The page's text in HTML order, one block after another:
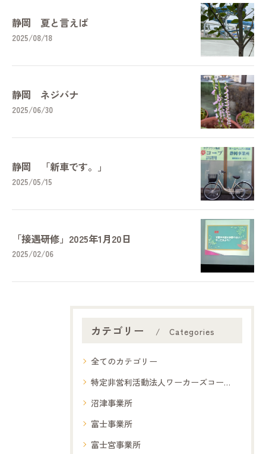
静岡 夏と言えば
2025/08/18
静岡 ネジバナ
2025/06/30
静岡 「新車です。」
2025/05/15
「接遇研修」2025年1月20日
2025/02/06
カテゴリー Categories
全てのカテゴリー
特定非営利活動法人ワーカーズコープ夢コープ
沼津事業所
富士事業所
富士宮事業所